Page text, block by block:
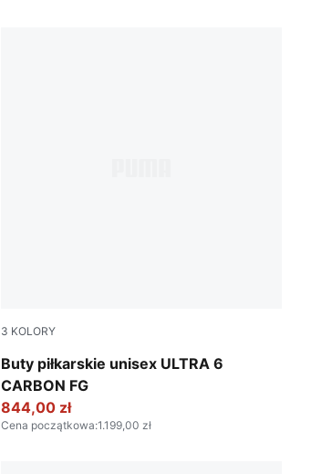
3 KOLORY
Buty piłkarskie unisex ULTRA 6
CARBON FG
Poison Pink-PUMA White-Sun Stream-
844,00 zł
Cena początkowa:1.199,00 zł